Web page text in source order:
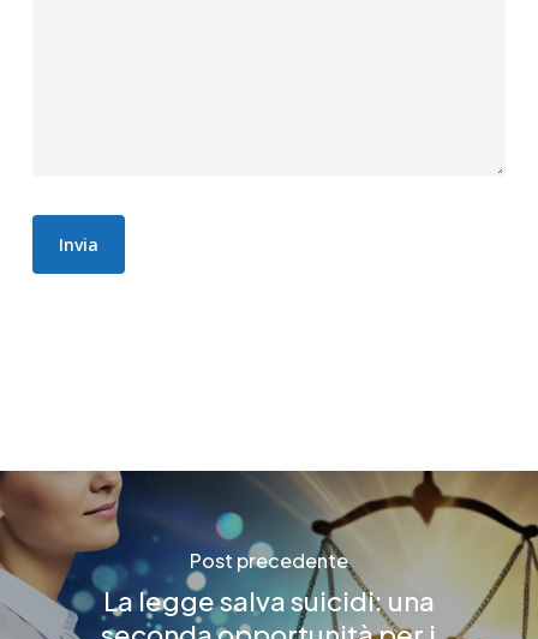
Post precedente
La legge salva suicidi: una